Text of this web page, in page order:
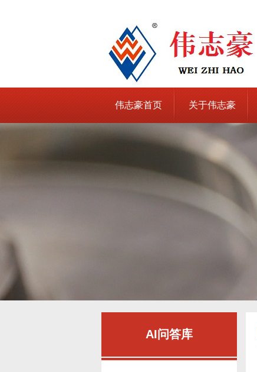
伟志豪首页 关于伟志豪
AI问答库